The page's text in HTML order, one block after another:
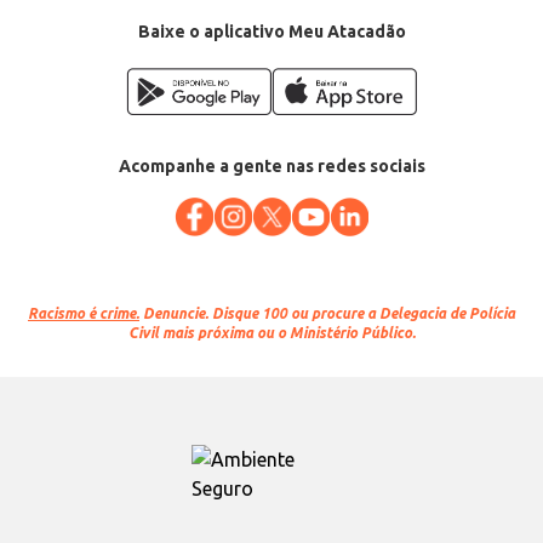
Baixe o aplicativo Meu Atacadão
Acompanhe a gente nas redes sociais
Racismo é crime. Denuncie. Disque 100 ou procure a Delegacia de Polícia
Civil mais próxima ou o Ministério Público.